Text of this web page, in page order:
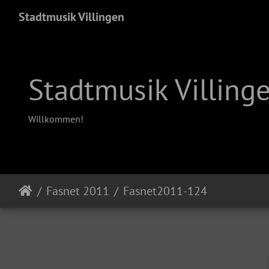
Stadtmusik Villingen
Stadtmusik
Willkommen!
Fasnet 2011 Fasnet2011-124